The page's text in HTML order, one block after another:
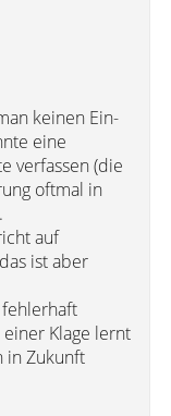
keinen Ein-
eine
verfassen (die
oftmal in
auf
ist aber
Klage lernt
in Zukunft